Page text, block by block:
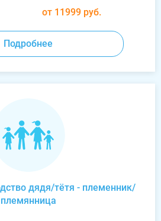
от 11999 руб.
Подробнее
дядя/тётя - племенник/
племянница